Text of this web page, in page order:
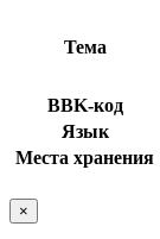
Тема
BBK-код
Язык
Места хранения
×